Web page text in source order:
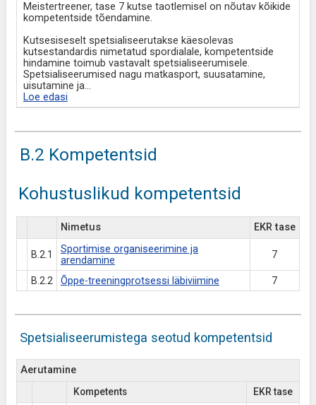
Meistertreener, tase 7 kutse taotlemisel on nõutav kõikide
kompetentside tõendamine.
Kutsesiseselt spetsialiseerutakse käesolevas
kutsestandardis nimetatud spordialale, kompetentside
hindamine toimub vastavalt spetsialiseerumisele.
Spetsialiseerumised nagu matkasport, suusatamine,
uisutamine ja...
Loe edasi
B.2 Kompetentsid
Kohustuslikud kompetentsid
Nimetus EKR tase
B.2.1
Sportimise organiseerimine ja
arendamine
7
B.2.2 Õppe-treeningprotsessi läbiviimine 7
Spetsialiseerumistega seotud kompetentsid
Aerutamine
Kompetents EKR tase